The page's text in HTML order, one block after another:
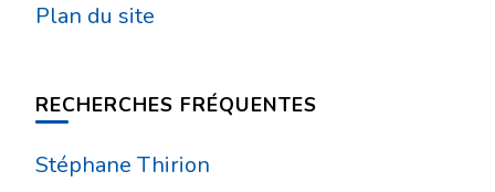
Plan du site
RECHERCHES FRÉQUENTES
Stéphane Thirion